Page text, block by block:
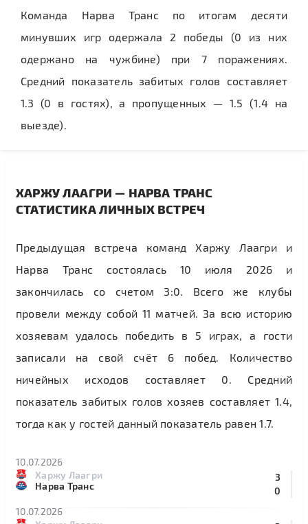
Команда Нарва Транс по итогам десяти
минувших игр одержала 2 победы (0 из них
одержано на чужбине) при 7 поражениях.
Средний показатель забитых голов составляет
1.3 (0 в гостях), а пропущенных — 1.5 (1.4 на
выезде).
ХАРЖУ ЛААГРИ — НАРВА ТРАНС
СТАТИСТИКА ЛИЧНЫХ ВСТРЕЧ
Предыдущая встреча команд Харжу Лаагри и
Нарва Транс состоялась 10 июля 2026 и
закончилась со счетом 3:0. Всего же клубы
провели между собой 11 матчей. За всю историю
хозяевам удалось победить в 5 играх, а гости
записали на свой счёт 6 побед. Количество
ничейных исходов составляет 0. Средний
показатель забитых голов хозяев составляет 1.4,
тогда как у гостей данный показатель равен 1.7.
10.07.2026
Харжу Лаагри
3
0
Нарва Транс
10.07.2026